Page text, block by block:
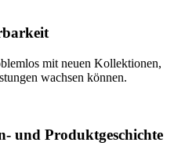
mit neuen Kollektionen,
wachsen können.
und Produktgeschichte